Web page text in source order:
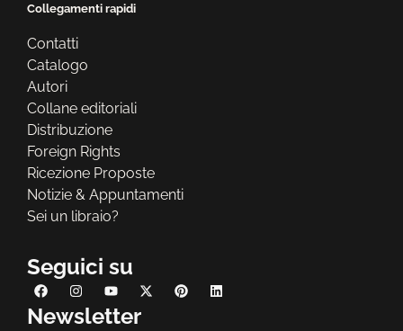
Collegamenti rapidi
Contatti
Catalogo
Autori
Collane editoriali
Distribuzione
Foreign Rights
Ricezione Proposte
Notizie & Appuntamenti
Sei un libraio?
Seguici su
Newsletter